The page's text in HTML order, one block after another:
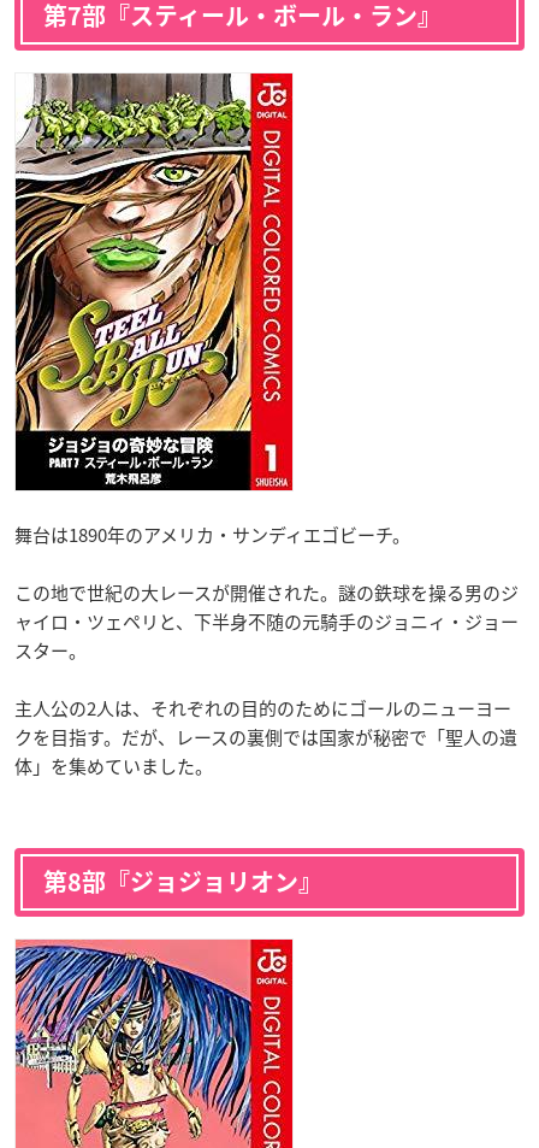
第7部『スティール・ボール・ラン』
舞台は1890年のアメリカ・サンディエゴビーチ。
この地で世紀の大レースが開催された。謎の鉄球を操る男のジ
ャイロ・ツェペリと、下半身不随の元騎手のジョニィ・ジョー
スター。
主人公の2人は、それぞれの目的のためにゴールのニューヨー
クを目指す。だが、レースの裏側では国家が秘密で「聖人の遺
体」を集めていました。
第8部『ジョジョリオン』